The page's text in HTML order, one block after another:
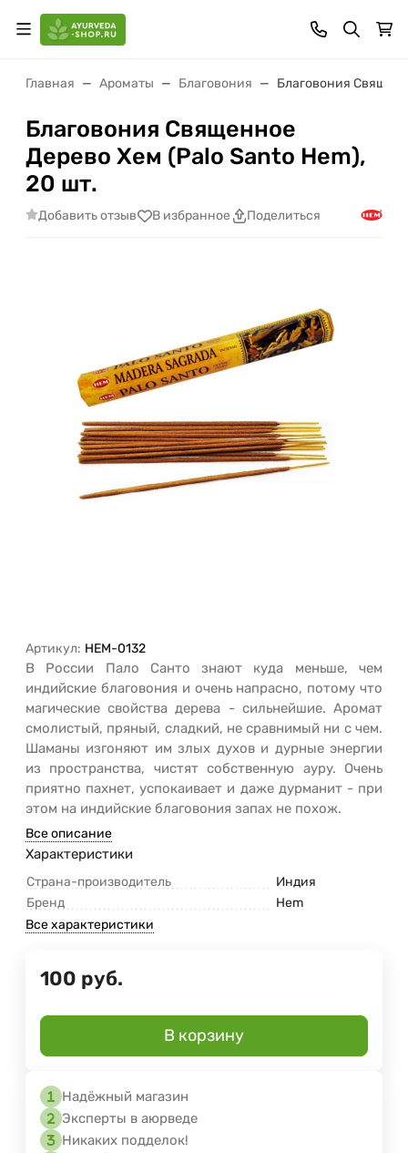
Главная Ароматы Благовония Благовония
Благовония Священное
Дерево Хем (Palo Santo Hem),
20 шт.
Добавить отзыв В избранное Поделиться
Артикул: HEM-0132
В России Пало Санто знают куда меньше, чем
индийские благовония и очень напрасно, потому что
магические свойства дерева - сильнейшие. Аромат
смолистый, пряный, сладкий, не сравнимый ни с чем.
Шаманы изгоняют им злых духов и дурные энергии
из пространства, чистят собственную ауру. Очень
приятно пахнет, успокаивает и даже дурманит - при
этом на индийские благовония запах не похож.
Все описание
Характеристики
Страна-производитель
Индия
Бренд
Hem
Все характеристики
100 руб.
В корзину
Надёжный магазин
Эксперты в аюрведе
Никаких подделок!